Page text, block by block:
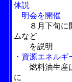
体説
明会を開催
８月下旬に
ムなど
を説明
・資源エネル
燃料油生産
に